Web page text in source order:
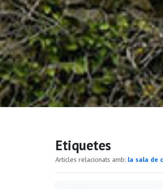
Etiquetes
Articles relacionats amb: la sala de